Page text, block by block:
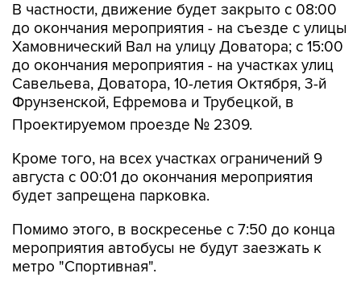
В частности, движение будет закрыто с 08:00
до окончания мероприятия - на съезде с улицы
Хамовнический Вал на улицу Доватора; с 15:00
до окончания мероприятия - на участках улиц
Савельева, Доватора, 10-летия Октября, 3-й
Фрунзенской, Ефремова и Трубецкой, в
Проектируемом проезде № 2309.
Кроме того, на всех участках ограничений 9
августа с 00:01 до окончания мероприятия
будет запрещена парковка.
Помимо этого, в воскресенье с 7:50 до конца
мероприятия автобусы не будут заезжать к
метро "Спортивная".